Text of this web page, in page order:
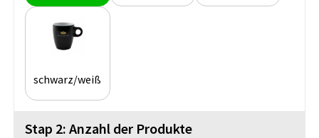
schwarz/weiß
Stap 2: Anzahl der Produkte